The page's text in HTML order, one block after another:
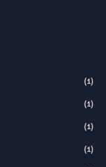
(1)
(1)
(1)
(1)